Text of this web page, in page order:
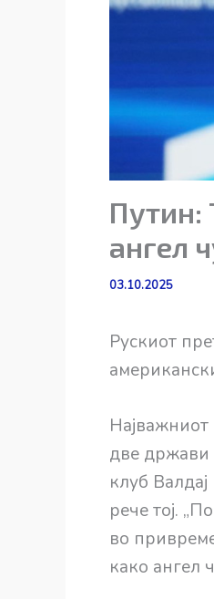
Путин:
ангел
03.10.2025
Рускиот
две држави
клуб
рече тој.
во
како ангел